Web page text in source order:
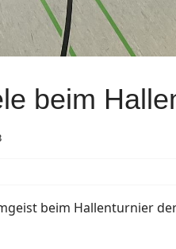
beim
beim Hallenturnier